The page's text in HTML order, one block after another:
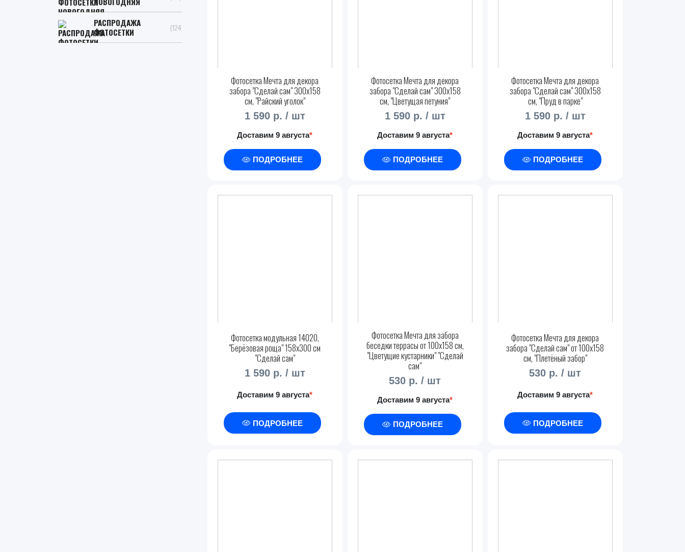
Фотосетка Мечта для декора
забора "Сделай сам" 300x158
см, "Райский уголок"
1 590 р. / шт
Доставим 9 августа*
ПОДРОБНЕЕ
Фотосетка Мечта для декора
забора "Сделай сам" 300x158
см, "Цветущая петуния"
1 590 р. / шт
Доставим 9 августа*
ПОДРОБНЕЕ
Фотосетка Мечта для декора
забора "Сделай сам" 300x158
см, "Пруд в парке"
1 590 р. / шт
Доставим 9 августа*
ПОДРОБНЕЕ
Фотосетка модульная 14020,
"Берёзовая роща" 158x300 см
"Сделай сам"
1 590 р. / шт
Доставим 9 августа*
ПОДРОБНЕЕ
Фотосетка Мечта для забора
беседки террасы от 100x158 см,
"Цветущие кустарники" "Сделай
сам"
530 р. / шт
Доставим 9 августа*
ПОДРОБНЕЕ
Фотосетка Мечта для декора
забора "Сделай сам" от 100x158
см, "Плетёный забор"
530 р. / шт
Доставим 9 августа*
ПОДРОБНЕЕ
РАСПРОДАЖА
ФОТОСЕТКИ
(124)